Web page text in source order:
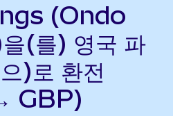
(Ondo
(를) 영국 파
)로 환전
GBP)